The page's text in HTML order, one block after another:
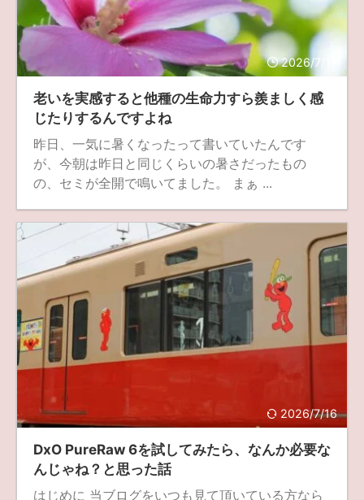
2026/7/17
老いを実感すると他種の生命力すら羨ましく感
じたりするんですよね
昨日、一気に暑くなったって書いていたんです
が、今朝は昨日と同じくらいの暑さだったもの
の、セミが全開で鳴いてました。 まぁ ...
2026/7/16
DxO PureRaw 6を試してみたら、なんか必要な
んじゃね？と思った話
はじめに 当ブログをいつも見て頂いている方なら